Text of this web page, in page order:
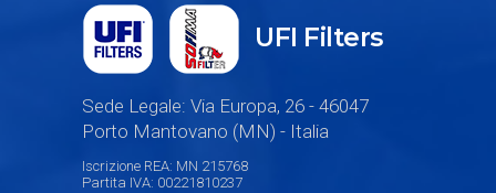
UFI Filters
Sede Legale: Via Europa, 26 - 46047
Porto Mantovano (MN) - Italia
Iscrizione REA: MN 215768
Partita IVA: 00221810237